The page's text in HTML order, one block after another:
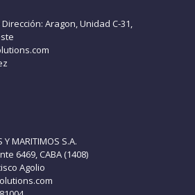
Aragon, Unidad C-31,
Y MARITIMOS S.A.
6469, CABA (1408)
Agolio